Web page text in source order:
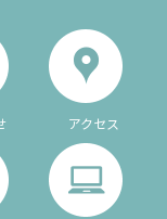
アクセス